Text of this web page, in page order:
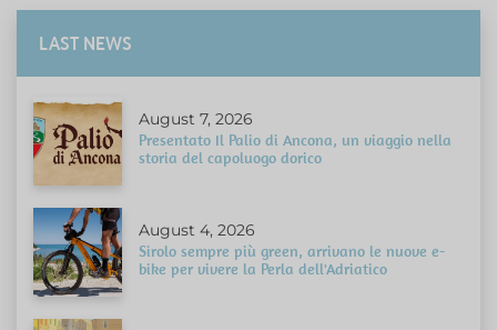
LAST NEWS
August 7, 2026
Presentato Il Palio di Ancona, un viaggio nella
storia del capoluogo dorico
August 4, 2026
Sirolo sempre più green, arrivano le nuove e-
bike per vivere la Perla dell'Adriatico